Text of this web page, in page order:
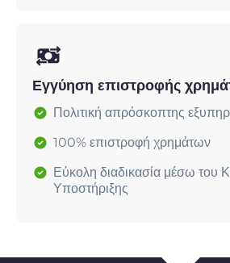
Εγγύηση επιστροφής
Πολιτική απρόσκοπτης
100% επιστροφή χρημάτων
Εύκολη διαδικασία μέσω του
Υποστήριξης